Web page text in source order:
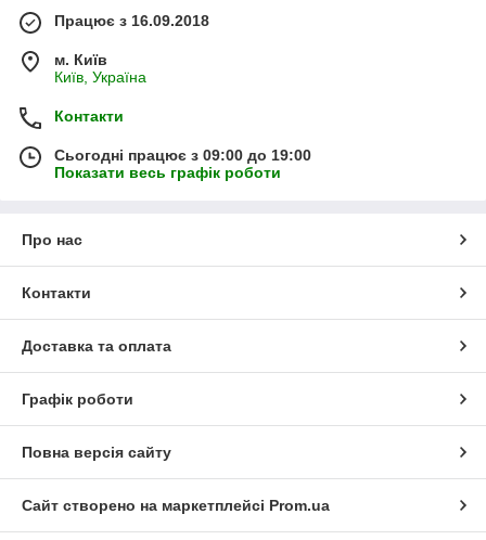
Працює з 16.09.2018
м. Київ
Київ, Україна
Контакти
Сьогодні працює з 09:00 до 19:00
Показати весь графік роботи
Про нас
Контакти
Доставка та оплата
Графік роботи
Повна версія сайту
Сайт створено на маркетплейсі Prom.ua